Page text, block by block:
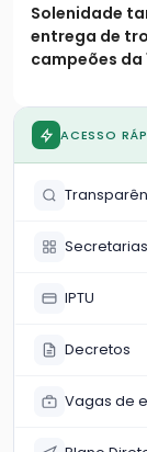
equipes
amador
Solenidade
entrega de
campeões da
inédita
ACESSO
IPTU
Decretos
Vagas de